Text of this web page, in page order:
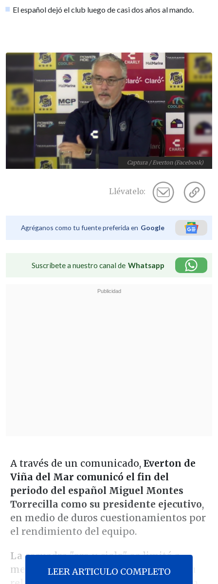
El español dejó el club luego de casi dos años al mando.
Captura / Everton (Facebook)
Llévatelo:
Agréganos como tu fuente preferida en Google
Suscríbete a nuestro canal de Whatsapp
A través de un comunicado, Everton de
Viña del Mar comunicó el fin del
periodo del español Miguel Montes
Torrecilla como su presidente ejecutivo,
en medio de duros cuestionamientos por
el rendimiento del equipo.
La escuadra "oro y cielo" se limitó a
mencionar que Torrecilla "concluye su
LEER ARTICULO COMPLETO